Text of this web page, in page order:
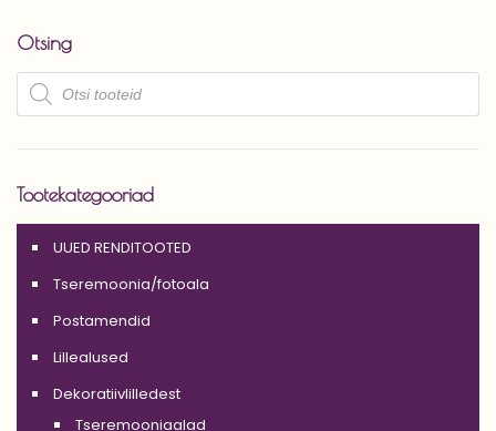
Otsing
Products
search
Tootekategooriad
UUED RENDITOOTED
Tseremoonia/fotoala
Postamendid
Lillealused
Dekoratiivlilledest
Tseremooniaalad